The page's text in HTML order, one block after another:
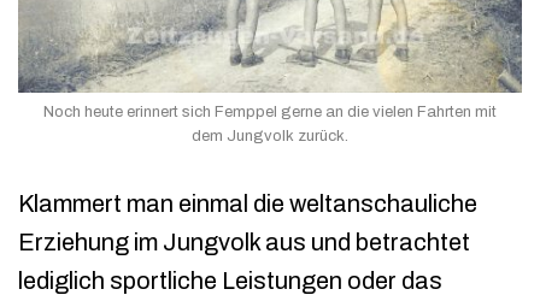
Noch heute erinnert sich Femppel gerne an die vielen Fahrten mit
dem Jungvolk zurück.
Klammert man einmal die weltanschauliche
Erziehung im Jungvolk aus und betrachtet
lediglich sportliche Leistungen oder das